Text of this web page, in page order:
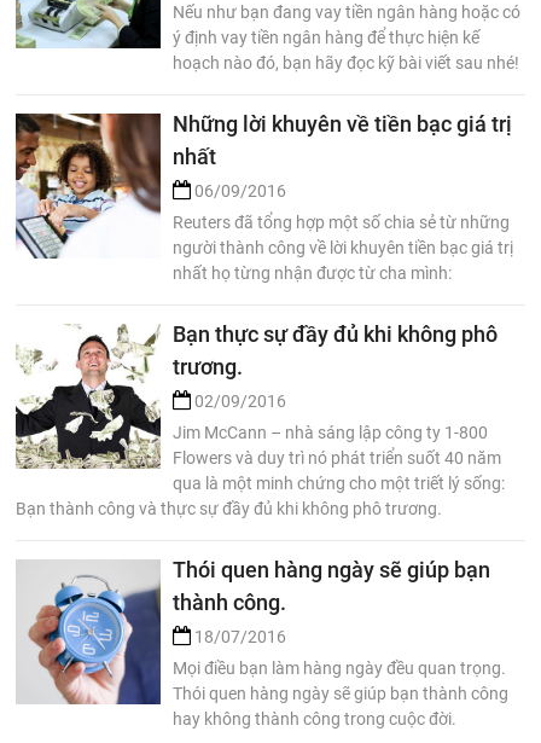
Nếu như bạn đang vay tiền ngân hàng hoặc có
ý định vay tiền ngân hàng để thực hiện kế
hoạch nào đó, bạn hãy đọc kỹ bài viết sau nhé!
Những lời khuyên về tiền bạc giá trị
nhất
06/09/2016
Reuters đã tổng hợp một số chia sẻ từ những
người thành công về lời khuyên tiền bạc giá trị
nhất họ từng nhận được từ cha mình:
Bạn thực sự đầy đủ khi không phô
trương.
02/09/2016
Jim McCann – nhà sáng lập công ty 1-800
Flowers và duy trì nó phát triển suốt 40 năm
qua là một minh chứng cho một triết lý sống:
Bạn thành công và thực sự đầy đủ khi không phô trương.
Thói quen hàng ngày sẽ giúp bạn
thành công.
18/07/2016
Mọi điều bạn làm hàng ngày đều quan trọng.
Thói quen hàng ngày sẽ giúp bạn thành công
hay không thành công trong cuộc đời.